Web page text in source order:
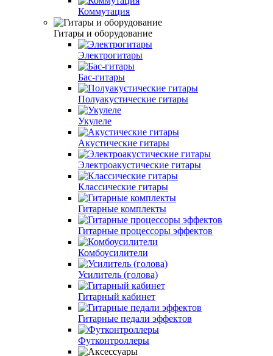
Коммутация
Гитары и оборудование
Электрогитары
Бас-гитары
Полуакустические гитары
Укулеле
Акустические гитары
Электроакустические гитары
Классические гитары
Гитарные комплекты
Гитарные процессоры эффектов
Комбоусилители
Усилитель (голова)
Гитарный кабинет
Гитарные педали эффектов
Футконтроллеры